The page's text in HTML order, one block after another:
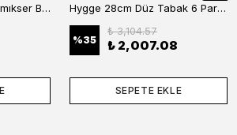
optimus mutfak supermıkser Bar Konteyner 6'lı 50×16×9 cm Kapaklı Polikarbon Organizer Bar & Kafe Hygge 28cm Düz Tabak 6 Parça
%35
₺ 3,104.57
₺ 2,007.08
SEPETE EKLE